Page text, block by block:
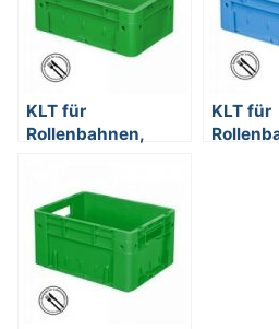
KLT für
Rollenbahnen,
120 mm, grün
KLT für